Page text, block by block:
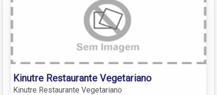
Kinutre Restaurante Vegetariano
Kinutre Restaurante Vegetariano